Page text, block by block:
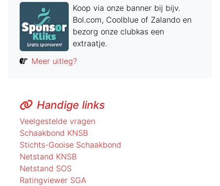
Koop via onze banner bij bijv.
Bol.com, Coolblue of Zalando en
bezorg onze clubkas een
extraatje.
Meer uitleg?
Handige links
Veelgestelde vragen
Schaakbond KNSB
Stichts-Gooise Schaakbond
Netstand KNSB
Netstand SOS
Ratingviewer SGA